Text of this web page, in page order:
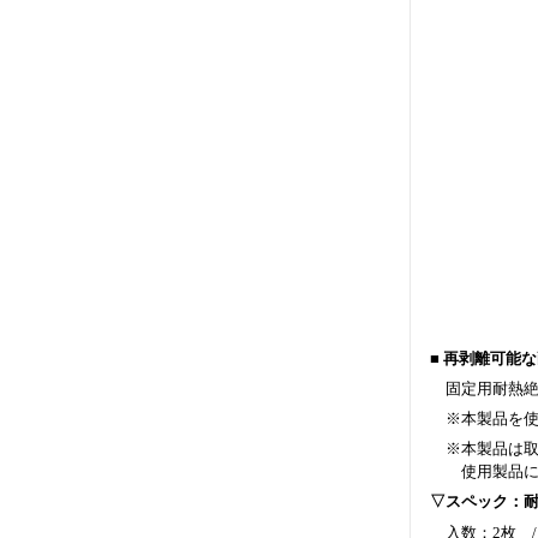
■ 再剥離可能
固定用耐熱
※本製品を使
※本製品は取
使用製品に
▽スペック：
入数：2枚 /